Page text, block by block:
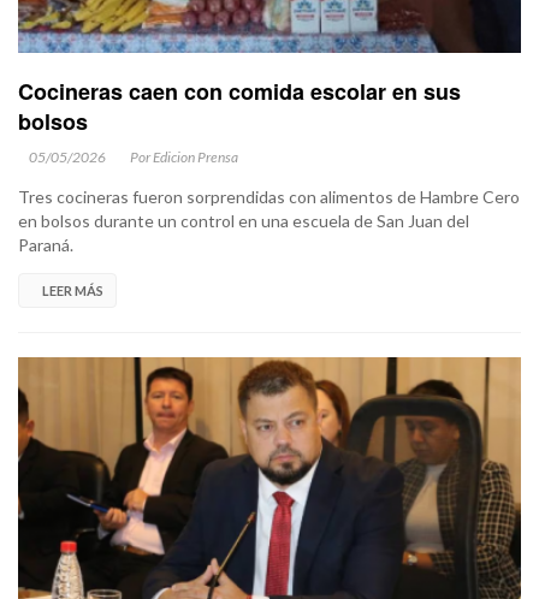
Cocineras caen con comida escolar en sus
bolsos
05/05/2026 Por Edicion Prensa
Tres cocineras fueron sorprendidas con alimentos de Hambre Cero
en bolsos durante un control en una escuela de San Juan del
Paraná.
LEER MÁS